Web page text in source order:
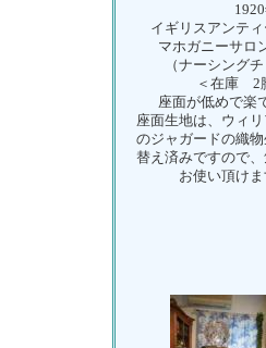
1920
イギリスアンテ
マホガニーサロ
（ナーシング
＜在庫 2
座面が低めで楽
座面生地は、ウィ
のジャガードの織
替え済みですので
お使い頂け